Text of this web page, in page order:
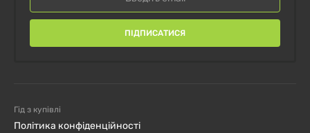
ПІДПИСАТИСЯ
Гід з купівлі
Політика конфіденційності